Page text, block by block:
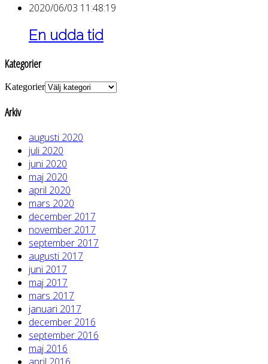
2020/06/03 11:48:19
En udda tid
Kategorier
Kategorier
Arkiv
augusti 2020
juli 2020
juni 2020
maj 2020
april 2020
mars 2020
december 2017
november 2017
september 2017
augusti 2017
juni 2017
maj 2017
mars 2017
januari 2017
december 2016
september 2016
maj 2016